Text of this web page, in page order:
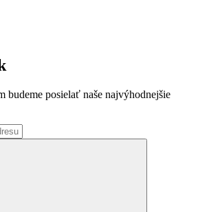
budeme posielať naše najvýhodnejšie